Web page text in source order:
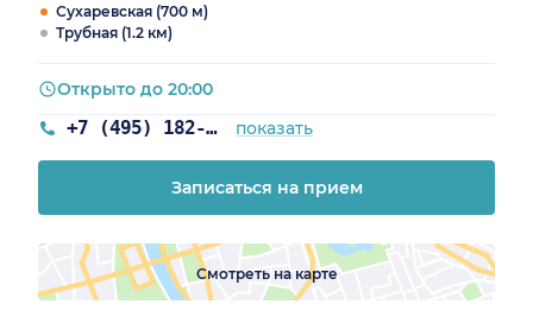
Сухаревская (700 м)
Трубная (1.2 км)
+7 (495) 182-10-36 показать
Открыто до 20:00
Записаться на прием
Смотреть на карте